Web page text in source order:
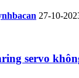
27-10-
servo